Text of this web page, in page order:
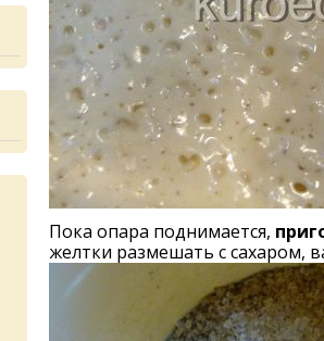
Пока опара поднимается,
желтки размешать с сахаром,